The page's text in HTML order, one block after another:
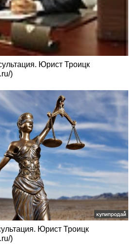
Юрист Троицк
)
Юрист Троицк
)